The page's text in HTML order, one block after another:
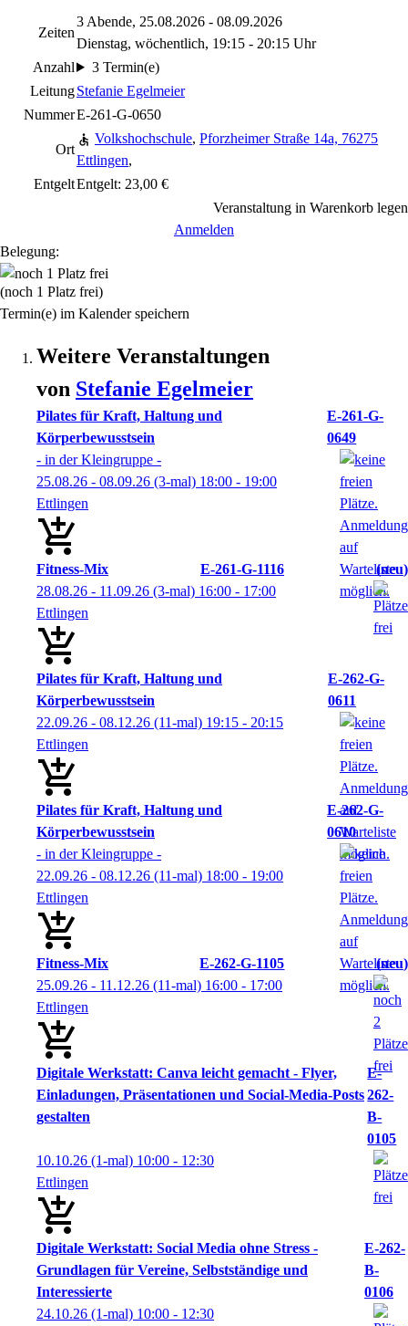
Zeiten
3 Abende, 25.08.2026 - 08.09.2026
Dienstag, wöchentlich, 19:15 - 20:15 Uhr
Anzahl
3 Termin(e)
LeitungStefanie Egelmeier
NummerE-261-G-0650
Ort
Volkshochschule, Pforzheimer Straße 14a, 76275
Ettlingen,
EntgeltEntgelt: 23,00 €
Veranstaltung in Warenkorb legen
Anmelden
Belegung:
(noch 1 Platz frei)
Termin(e) im Kalender speichern
Weitere Veranstaltungen
von Stefanie Egelmeier
Pilates für Kraft, Haltung und
Körperbewusstsein
E-261-G-
0649
- in der Kleingruppe -
25.08.26 - 08.09.26 (3-mal) 18:00 - 19:00
Ettlingen
Fitness-Mix E-261-G-1116
neu
28.08.26 - 11.09.26 (3-mal) 16:00 - 17:00
Ettlingen
Pilates für Kraft, Haltung und
Körperbewusstsein
E-262-G-
0611
22.09.26 - 08.12.26 (11-mal) 19:15 - 20:15
Ettlingen
Pilates für Kraft, Haltung und
Körperbewusstsein
E-262-G-
0610
- in der Kleingruppe -
22.09.26 - 08.12.26 (11-mal) 18:00 - 19:00
Ettlingen
Fitness-Mix E-262-G-1105
neu
25.09.26 - 11.12.26 (11-mal) 16:00 - 17:00
Ettlingen
Digitale Werkstatt: Canva leicht gemacht - Flyer,
Einladungen, Präsentationen und Social-Media-Posts
gestalten
E-
262-
B-
0105
10.10.26 (1-mal) 10:00 - 12:30
Ettlingen
Digitale Werkstatt: Social Media ohne Stress -
Grundlagen für Vereine, Selbstständige und
Interessierte
E-262-
B-
0106
24.10.26 (1-mal) 10:00 - 12:30